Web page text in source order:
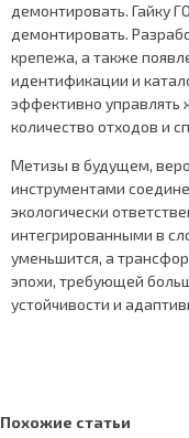
демонтировать. Гайку
демонтировать.
крепежа, а также
идентификации и
эффективно
количество отходов и
Метизы в будущем,
инструментами
экологически
интегрированными в
уменьшится, а
эпохи, требующей
устойчивости и
Похожие статьи